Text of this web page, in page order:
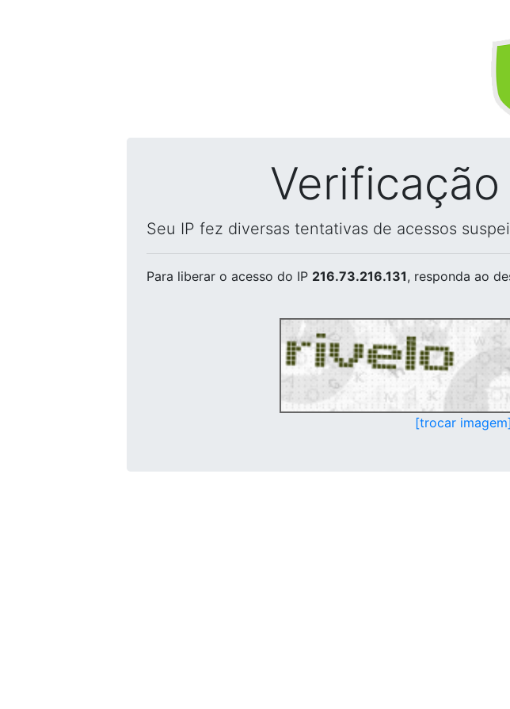
Seu IP fez diversas tentativas de acessos
Para liberar o acesso do IP 216.73.216.131, responda ao
[trocar imagem]